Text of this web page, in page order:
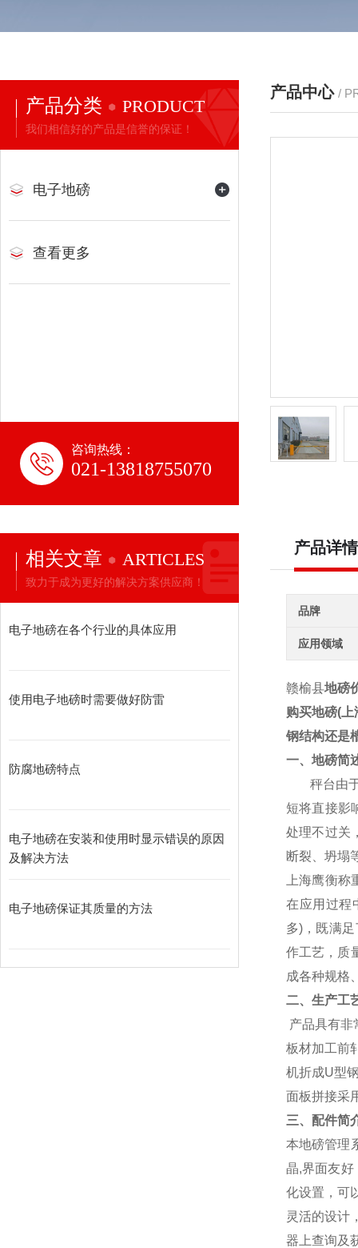
产品分类 PRODUCT
我们相信好的产品是信誉的保证！
电子地磅
查看更多
咨询热线：
021-13818755070
相关文章 ARTICLES
致力于成为更好的解决方案供应商！
电子地磅在各个行业的具体应用
使用电子地磅时需要做好防雷
防腐地磅特点
电子地磅在安装和使用时显示错误的原因
及解决方法
电子地磅保证其质量的方法
产品中心 /
产品详情
品牌
应用领域
赣榆县地磅
购买地磅(
钢结构还是
一、地磅简
秤台由
短将直接影
处理不过关
断裂、坍塌
上海鹰衡
在应用过程
多) ，既满
作工艺，质
成各种规格
二、生产工
产品具有非
板材加工前
机折成U型
面板拼接采
三、配件简
本地磅管理
晶,界面友好
化设置，可
灵活的设计
器上查询及